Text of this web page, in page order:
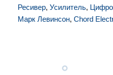
Ресивер, Усилитель,
Марк Левинсон, Chord